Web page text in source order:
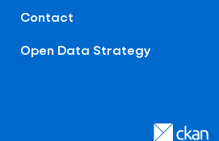
Contact
Open Data Strategy